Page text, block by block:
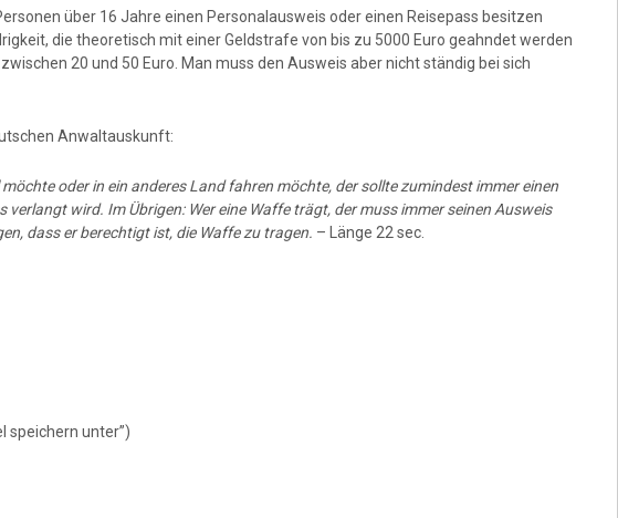
über 16 Jahre einen Personalausweis oder einen Reisepass besitzen
die theoretisch mit einer Geldstrafe von bis zu 5000 Euro geahndet werden
20 und 50 Euro. Man muss den Ausweis aber nicht ständig bei sich
Anwaltauskunft:
oder in ein anderes Land fahren möchte, der sollte zumindest immer einen
wird. Im Übrigen: Wer eine Waffe trägt, der muss immer seinen Ausweis
dass er berechtigt ist, die Waffe zu tragen. – Länge 22 sec.
speichern unter”)